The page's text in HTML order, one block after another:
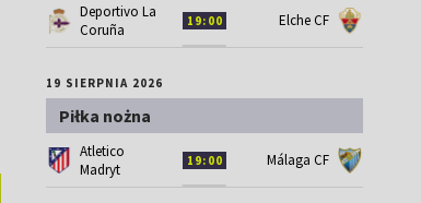
Deportivo La
Coruña
19:00 Elche CF
19 SIERPNIA 2026
Piłka nożna
Atletico
Madryt
19:00 Málaga CF